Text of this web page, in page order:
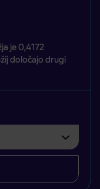
je 0,4172
določajo drugi